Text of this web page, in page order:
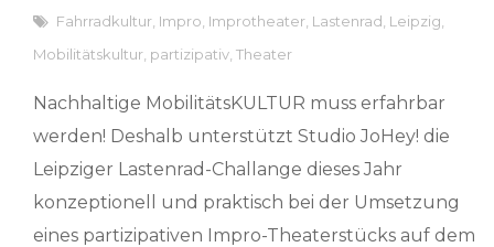
Fahrradkultur Impro Improtheater Lastenrad Leipzig
Mobilitätskultur partizipativ ,Theater
Nachhaltige MobilitätsKULTUR muss erfahrbar
werden! Deshalb unterstützt Studio JoHey! die
Leipziger Lastenrad-Challange dieses Jahr
konzeptionell und praktisch bei der Umsetzung
eines partizipativen Impro-Theaterstücks auf dem